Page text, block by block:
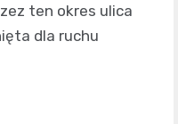
ten okres ulica
dla ruchu